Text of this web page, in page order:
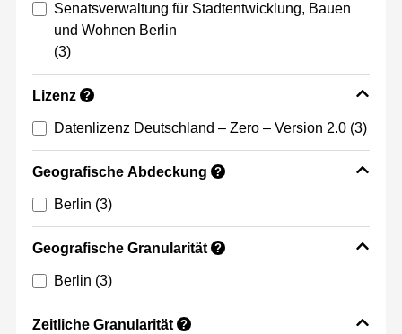
Senatsverwaltung für Stadtentwicklung, Bauen
und Wohnen Berlin
(3)
Lizenz ?
Datenlizenz Deutschland – Zero – Version 2.0 (3)
Geografische Abdeckung ?
Berlin (3)
Geografische Granularität ?
Berlin (3)
Zeitliche Granularität ?